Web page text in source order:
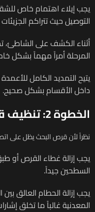
يجب إيلاء اهتمام خاص
التوصيل حيث تتراكم
أثناء الكشف على الشاطئ،
المرحلة أمراً مهماً بشكل
يتيح التمديد الكامل
داخل الأقسام بشكل صحيح.
الخطوة 2: تنظيف قرص البحث
نظراً لأن قرص البحث يظل على
يجب إزالة غطاء القرص أو
السطحين جيداً.
يجب إزالة الحطام العالق
المعدنية غالباً ما تخلق